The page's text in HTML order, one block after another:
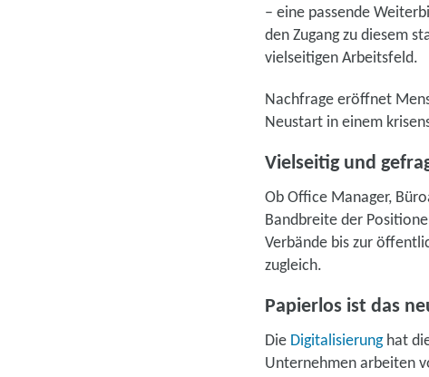
– eine passende
den Zugang zu diesem
vielseitigen Arbeitsfeld.
Nachfrage eröffnet
Neustart in einem
Vielseitig und
Ob Office Manager,
Bandbreite der
Verbände bis zur
zugleich.
Papierlos ist das
Die Digitalisierunghat
Unternehmen arbeiten